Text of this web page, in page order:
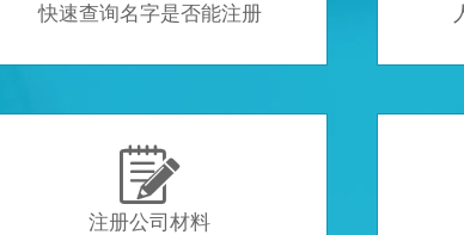
快速查询名字是否能注册

注册公司材料